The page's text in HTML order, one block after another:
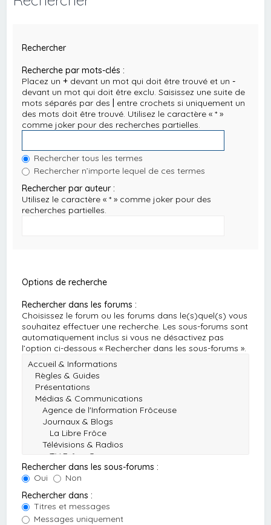
Rechercher
Recherche par mots-clés :
Placez un+ devant un mot qui doit être trouvé et un-
devant un mot qui doit être exclu. Saisissez une suite de
mots séparés par des
entre crochets si uniquement un
des mots doit être trouvé. Utilisez le caractère « * »
comme joker pour des recherches partielles.
Rechercher tous les termes
Rechercher n’importe lequel de ces termes
Rechercher par auteur :
Utilisez le caractère « * » comme joker pour des
recherches partielles.
Options de recherche
Rechercher dans les forums :
Choisissez le forum ou les forums dans le(s)quel(s) vous
souhaitez effectuer une recherche. Les sous-forums sont
automatiquement inclus si vous ne désactivez pas
l’option ci-dessous « Rechercher dans les sous-forums ».
Rechercher dans les sous-forums :
Oui
Non
Rechercher dans :
Titres et messages
Messages uniquement